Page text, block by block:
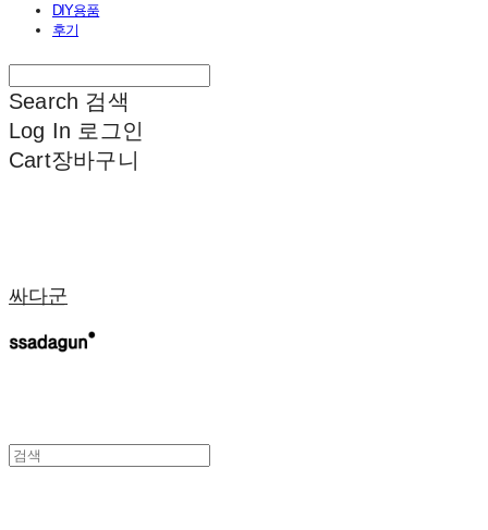
DIY용품
후기
Search 검색
Log In 로그인
Cart장바구니
싸다군